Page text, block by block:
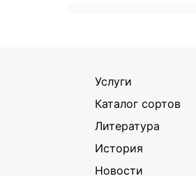
Услуги
Каталог сортов
Литература
История
Новости